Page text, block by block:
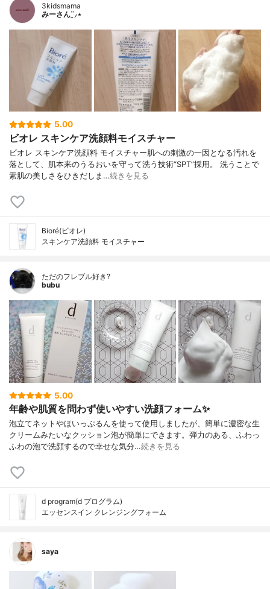
3kidsmama
みーさん¨̮⸝⋆
5.00
ビオレ スキンケア洗顔料モイスチャー
ビオレ スキンケア洗顔料 モイスチャー肌への刺激の一因となる汚れを
落として、肌本来のうるおいを守って洗う技術“SPT”採用。 洗うことで
素肌の美しさをひきだしま…続きを見る
Bioré(ビオレ)
スキンケア洗顔料 モイスチャー
ただのフレブル好き?
bubu
5.00
年齢や肌質を問わず使いやすい洗顔フォーム✨
泡立てネットやほいっぷるんを使って使用しましたが、簡単に濃密な生
クリームみたいなクッション泡が簡単にできます。弾力のある、ふわっ
ふわの泡で洗顔するので幸せな気分…続きを見る
d program(d プログラム)
エッセンスイン クレンジングフォーム
saya